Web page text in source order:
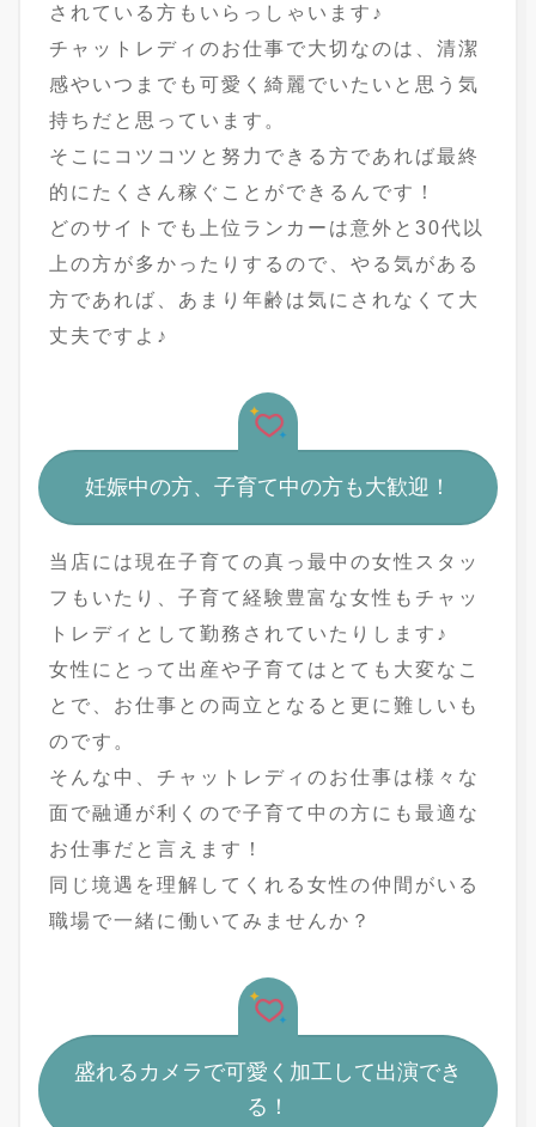
されている方もいらっしゃいます♪
チャットレディのお仕事で大切なのは、清潔
感やいつまでも可愛く綺麗でいたいと思う気
持ちだと思っています。
そこにコツコツと努力できる方であれば最終
的にたくさん稼ぐことができるんです！
どのサイトでも上位ランカーは意外と30代以
上の方が多かったりするので、やる気がある
方であれば、あまり年齢は気にされなくて大
丈夫ですよ♪
妊娠中の方、子育て中の方も大歓迎！
当店には現在子育ての真っ最中の女性スタッ
フもいたり、子育て経験豊富な女性もチャッ
トレディとして勤務されていたりします♪
女性にとって出産や子育てはとても大変なこ
とで、お仕事との両立となると更に難しいも
のです。
そんな中、チャットレディのお仕事は様々な
面で融通が利くので子育て中の方にも最適な
お仕事だと言えます！
同じ境遇を理解してくれる女性の仲間がいる
職場で一緒に働いてみませんか？
盛れるカメラで可愛く加工して出演でき
る！